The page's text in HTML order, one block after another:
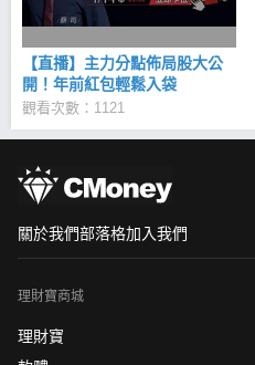
【直播】主力分點佈局股大公
開！年前紅包輕鬆入袋
觀看次數：1121
關於我們部落格加入我們
理財寶商城
理財寶